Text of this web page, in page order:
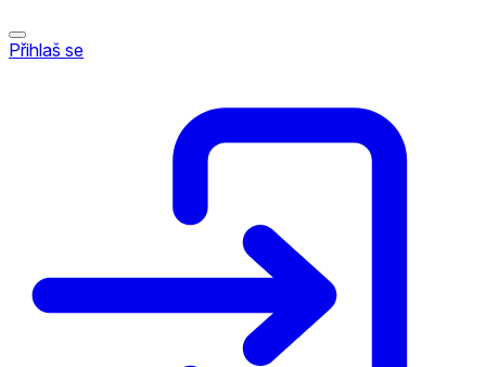
Přihlaš se